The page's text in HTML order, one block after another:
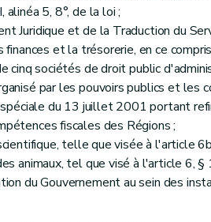
alinéa 5, 8°, de la loi ;
Juridique et de la Traduction du
finances et la trésorerie, en ce
cinq sociétés de droit public
par les pouvoirs publics et les
du 13 juillet 2001 portant
fiscales des Régions ;
telle que visée à l'article
animaux, tel que visé à l'article 6, §
du Gouvernement au sein des